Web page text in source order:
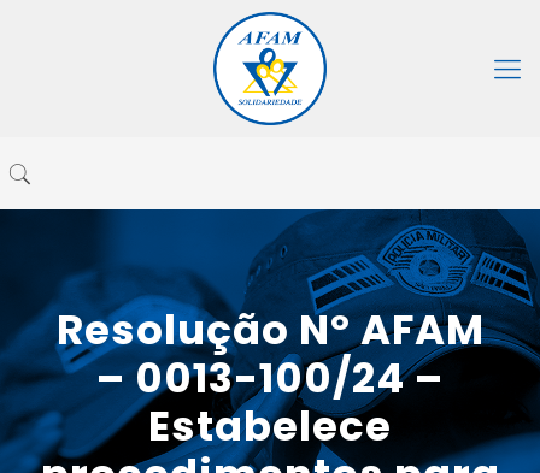
Resolução Nº AFAM
– 0013-100/24 –
Estabelece